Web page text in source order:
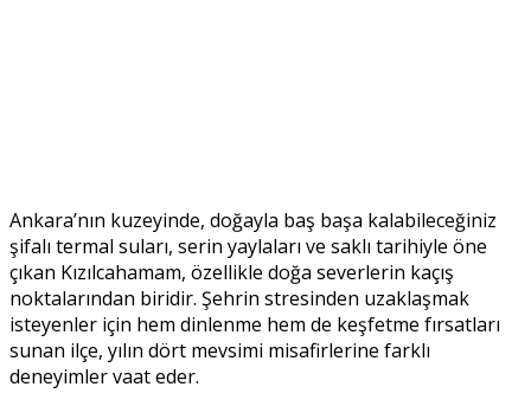
Ankara’nın kuzeyinde, doğayla baş başa kalabileceğiniz
şifalı termal suları, serin yaylaları ve saklı tarihiyle öne
çıkan Kızılcahamam, özellikle doğa severlerin kaçış
noktalarından biridir. Şehrin stresinden uzaklaşmak
isteyenler için hem dinlenme hem de keşfetme fırsatları
sunan ilçe, yılın dört mevsimi misafirlerine farklı
deneyimler vaat eder.